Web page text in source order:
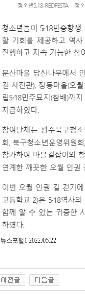
뉴스포털1 2022.05.22